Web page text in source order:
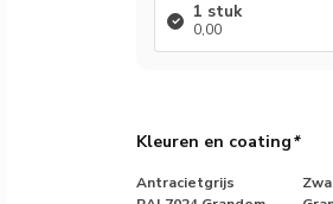
1 stuk
0,00
Kleuren en coating*
Antracietgrijs